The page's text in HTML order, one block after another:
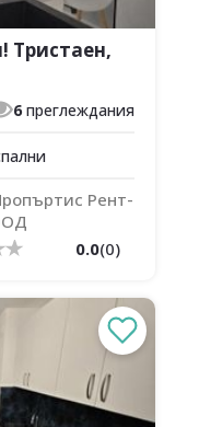
Тристаен,
6 преглеждания
Рент-
0.0(0)